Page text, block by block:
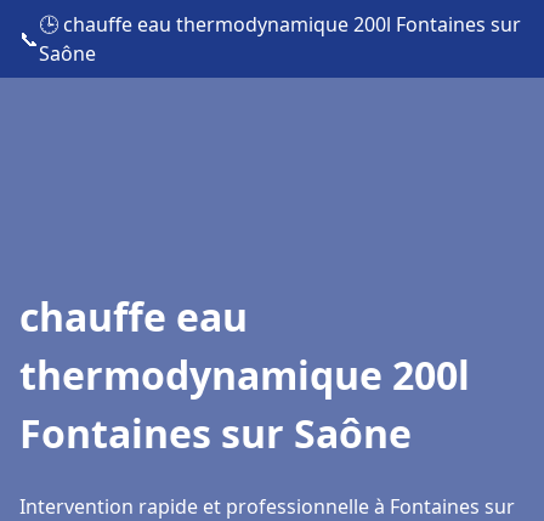
📞
🕒 chauffe eau thermodynamique 200l Fontaines sur
Saône
chauffe eau
thermodynamique 200l
Fontaines sur Saône
Intervention rapide et professionnelle à Fontaines sur